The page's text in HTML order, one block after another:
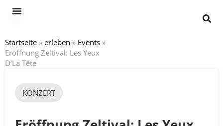
Startseite » erleben » Events »
Eröffnung Zeltival: Les Yeux
D’La Tête
KONZERT